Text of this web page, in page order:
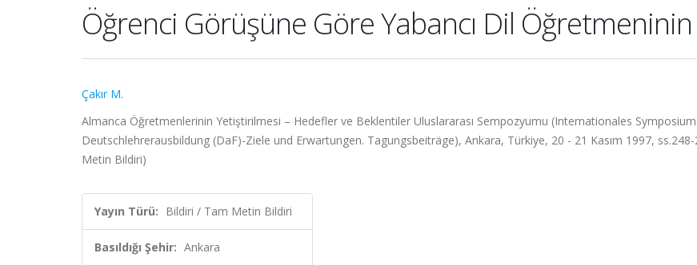
Öğrenci Görüşüne Göre Yabancı Dil
Çakır M.
Almanca Öğretmenlerinin Yetiştirilmesi – Hedefler ve Beklentiler Uluslararası Sempozyumu (Internationales
Deutschlehrerausbildung (DaF)-Ziele und Erwartungen. Tagungsbeiträge), Ankara, Türkiye, 20 - 21 Kasım 1997,
Metin Bildiri)
Yayın Türü: Bildiri / Tam Metin Bildiri
Basıldığı Şehir: Ankara